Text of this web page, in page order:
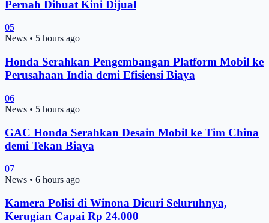
Pernah Dibuat Kini Dijual
05
News • 5 hours ago
Honda Serahkan Pengembangan Platform Mobil ke
Perusahaan India demi Efisiensi Biaya
06
News • 5 hours ago
GAC Honda Serahkan Desain Mobil ke Tim China
demi Tekan Biaya
07
News • 6 hours ago
Kamera Polisi di Winona Dicuri Seluruhnya,
Kerugian Capai Rp 24.000